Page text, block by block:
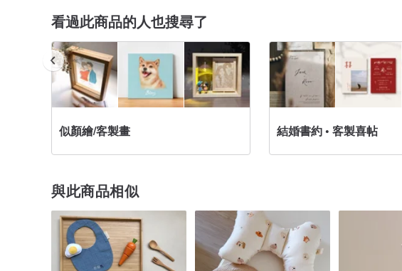
看過此商品的人也搜尋了
似顏繪/客製畫 結婚書約 • 客製喜帖
與此商品相似